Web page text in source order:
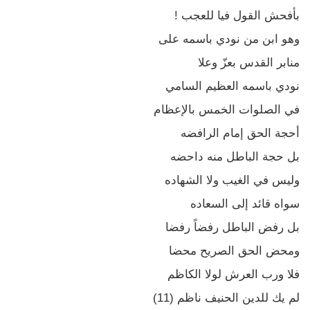
بأفحش القول فيا للعجب !
وهو ابن من نودي باسمه على
منابر القدس بعزّ وعلا
نودي باسمه العظيم السامي
في الصلوات الخمس بالإعظام
أحجة الحق إمام الرافضه
بل حجة الباطل منه داحضه
وليس في الغيب ولا الشهاده
سواه قائد إلى السعاده
بل رفض الباطل رفضاً رفضا
ومحض الحق الصريح محضا
فلا ورب العرش لولا الكاظم
لم يك للدين الحنيف ناظم (11)